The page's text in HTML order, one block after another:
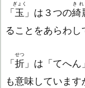
「玉
ぎょく
」は３つの綺
きれ
ることをあらわし
「折
せつ
」は「てへん
も意味していま